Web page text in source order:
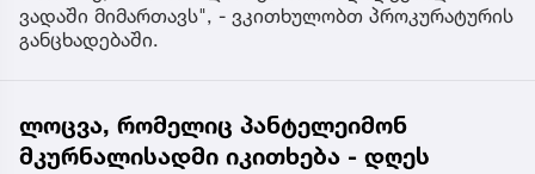
ვადაში მიმართავს", - ვკითხულობთ პროკურატურის
განცხადებაში.
ლოცვა, რომელიც პანტელეიმონ
მკურნალისადმი იკითხება - დღეს